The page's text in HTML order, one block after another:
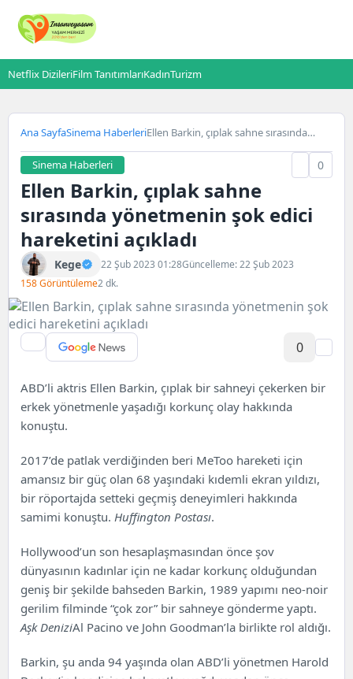
Netflix DizileriFilm TanıtımlarıKadınTurizm
Ana SayfaSinema HaberleriEllen Barkin, çıplak sahne sırasında
Sinema Haberleri 0
Ellen Barkin, çıplak sahne
sırasında yönetmenin şok edici
hareketini açıkladı
Kege 22 Şub 2023 01:28Güncelleme: 22 Şub 2023
158 Görüntüleme2 dk.
0
ABD’li aktris Ellen Barkin, çıplak bir sahneyi çekerken bir
erkek yönetmenle yaşadığı korkunç olay hakkında
konuştu.
2017’de patlak verdiğinden beri MeToo hareketi için
amansız bir güç olan 68 yaşındaki kıdemli ekran yıldızı,
bir röportajda setteki geçmiş deneyimleri hakkında
samimi konuştu. Huffington Postası.
Hollywood’un son hesaplaşmasından önce şov
dünyasının kadınlar için ne kadar korkunç olduğundan
geniş bir şekilde bahseden Barkin, 1989 yapımı neo-noir
gerilim filminde “çok zor” bir sahneye gönderme yaptı.
Aşk DeniziAl Pacino ve John Goodman’la birlikte rol aldığı.
Barkin, şu anda 94 yaşında olan ABD’li yönetmen Harold